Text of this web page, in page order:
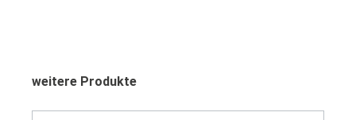
Produktgalerie überspringen
weitere Produkte